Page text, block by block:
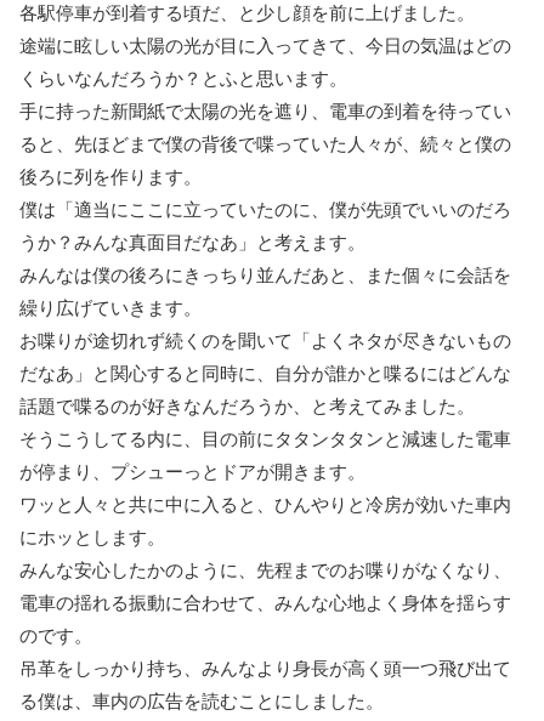
各駅停車が到着する頃だ、と少し顔を前に上げました。
途端に眩しい太陽の光が目に入ってきて、今日の気温はどの
くらいなんだろうか？とふと思います。
手に持った新聞紙で太陽の光を遮り、電車の到着を待ってい
ると、先ほどまで僕の背後で喋っていた人々が、続々と僕の
後ろに列を作ります。
僕は「適当にここに立っていたのに、僕が先頭でいいのだろ
うか？みんな真面目だなあ」と考えます。
みんなは僕の後ろにきっちり並んだあと、また個々に会話を
繰り広げていきます。
お喋りが途切れず続くのを聞いて「よくネタが尽きないもの
だなあ」と関心すると同時に、自分が誰かと喋るにはどんな
話題で喋るのが好きなんだろうか、と考えてみました。
そうこうしてる内に、目の前にタタンタタンと減速した電車
が停まり、プシューっとドアが開きます。
ワッと人々と共に中に入ると、ひんやりと冷房が効いた車内
にホッとします。
みんな安心したかのように、先程までのお喋りがなくなり、
電車の揺れる振動に合わせて、みんな心地よく身体を揺らす
のです。
吊革をしっかり持ち、みんなより身長が高く頭一つ飛び出て
る僕は、車内の広告を読むことにしました。